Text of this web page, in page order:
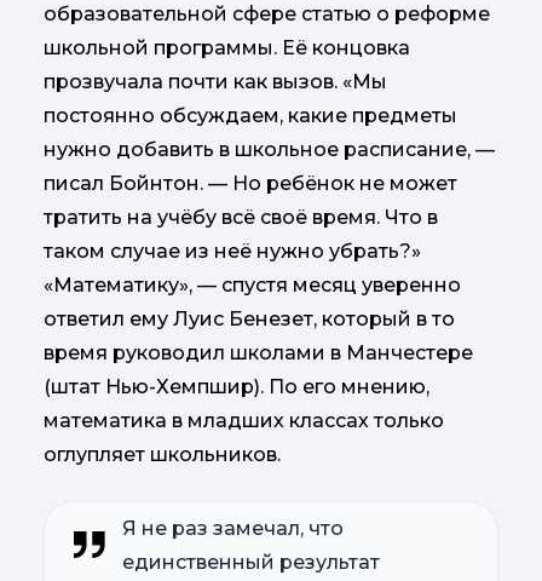
образовательной сфере статью о реформе
школьной программы. Её концовка
прозвучала почти как вызов. «Мы
постоянно обсуждаем, какие предметы
нужно добавить в школьное расписание, —
писал Бойнтон. — Но ребёнок не может
тратить на учёбу всё своё время. Что в
таком случае из неё нужно убрать?»
«Математику», — спустя месяц уверенно
ответил ему Луис Бенезет, который в то
время руководил школами в Манчестере
(штат Нью-Хемпшир). По его мнению,
математика в младших классах только
оглупляет школьников.
Я не раз замечал, что
единственный результат